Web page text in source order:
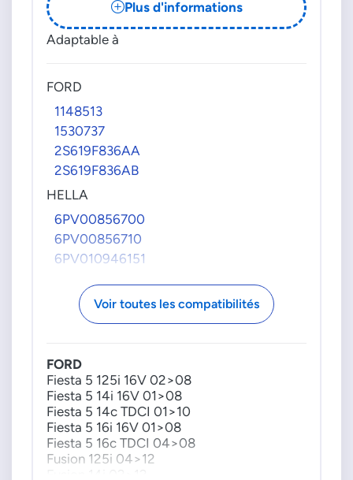
Plus d'informations
Adaptable à
FORD
1148513
1530737
2S619F836AA
2S619F836AB
HELLA
6PV00856700
6PV00856710
6PV010946151
Voir toutes les compatibilités
FORD
Fiesta 5 125i 16V 02>08
Fiesta 5 14i 16V 01>08
Fiesta 5 14c TDCI 01>10
Fiesta 5 16i 16V 01>08
Fiesta 5 16c TDCI 04>08
Fusion 125i 04>12